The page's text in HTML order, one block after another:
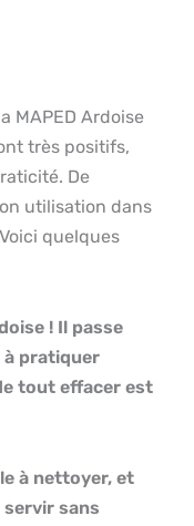
MAPED Ardoise
très positifs,
De
utilisation dans
quelques
! Il passe
à pratiquer
tout effacer est
à nettoyer, et
servir sans